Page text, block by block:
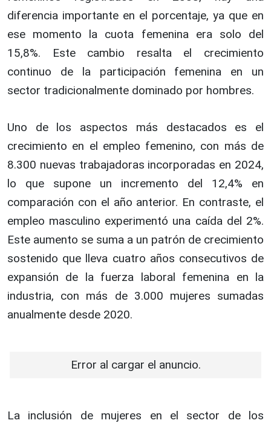
diferencia importante en el porcentaje, ya que en
ese momento la cuota femenina era solo del
15,8%. Este cambio resalta el crecimiento
continuo de la participación femenina en un
sector tradicionalmente dominado por hombres.
Uno de los aspectos más destacados es el
crecimiento en el empleo femenino, con más de
8.300 nuevas trabajadoras incorporadas en 2024,
lo que supone un incremento del 12,4% en
comparación con el año anterior. En contraste, el
empleo masculino experimentó una caída del 2%.
Este aumento se suma a un patrón de crecimiento
sostenido que lleva cuatro años consecutivos de
expansión de la fuerza laboral femenina en la
industria, con más de 3.000 mujeres sumadas
anualmente desde 2020.
Error al cargar el anuncio.
La inclusión de mujeres en el sector de los